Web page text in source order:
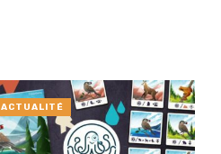
ACTUALITÉ